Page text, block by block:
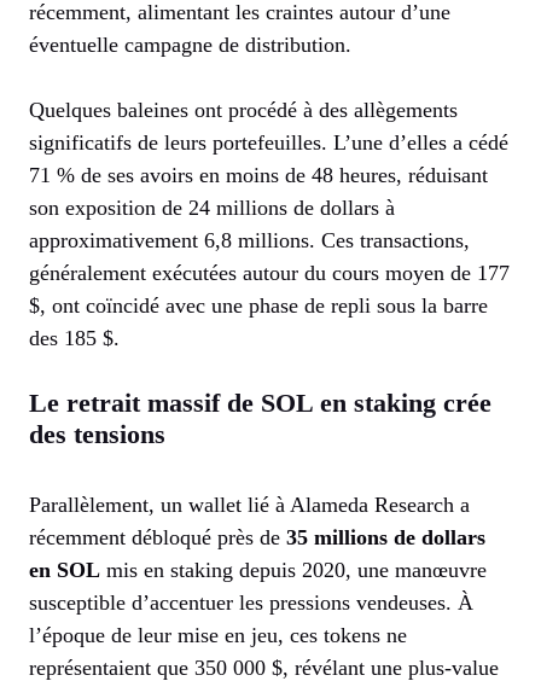
récemment, alimentant les craintes autour d’une
éventuelle campagne de distribution.
Quelques baleines ont procédé à des allègements
significatifs de leurs portefeuilles. L’une d’elles a cédé
71 % de ses avoirs en moins de 48 heures, réduisant
son exposition de 24 millions de dollars à
approximativement 6,8 millions. Ces transactions,
généralement exécutées autour du cours moyen de 177
$, ont coïncidé avec une phase de repli sous la barre
des 185 $.
Le retrait massif de SOL en staking crée
des tensions
Parallèlement, un wallet lié à Alameda Research a
récemment débloqué près de 35 millions de dollars
en SOL mis en staking depuis 2020, une manœuvre
susceptible d’accentuer les pressions vendeuses. À
l’époque de leur mise en jeu, ces tokens ne
représentaient que 350 000 $, révélant une plus-value